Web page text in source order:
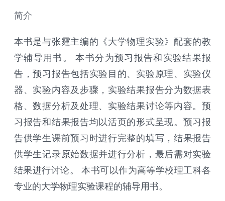
简介
本书是与张霆主编的《大学物理实验》配套的教
学辅导用书。 本书分为预习报告和实验结果报
告，预习报告包括实验目的、实验原理、实验仪
器、实验内容及步骤，实验结果报告分为数据表
格、数据分析及处理、实验结果讨论等内容。预
习报告和结果报告均以活页的形式呈现。预习报
告供学生课前预习时进行完整的填写，结果报告
供学生记录原始数据并进行分析，最后需对实验
结果进行讨论。 本书可以作为高等学校理工科各
专业的大学物理实验课程的辅导用书。